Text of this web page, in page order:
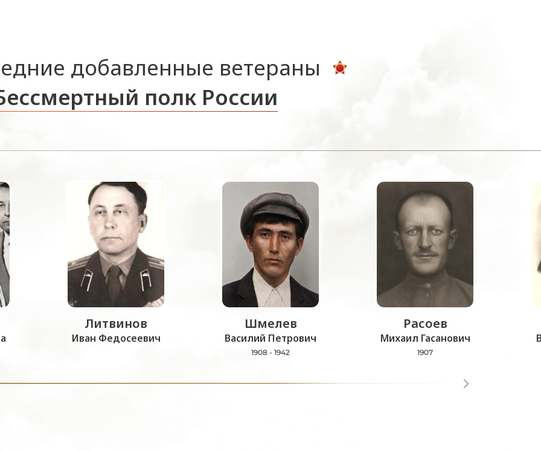
добавленные ветераны
полк России
Литвинов
Иван Федосеевич
Шмелев
Василий Петрович
1908 - 1942
Расоев
Михаил Гасанович
1907